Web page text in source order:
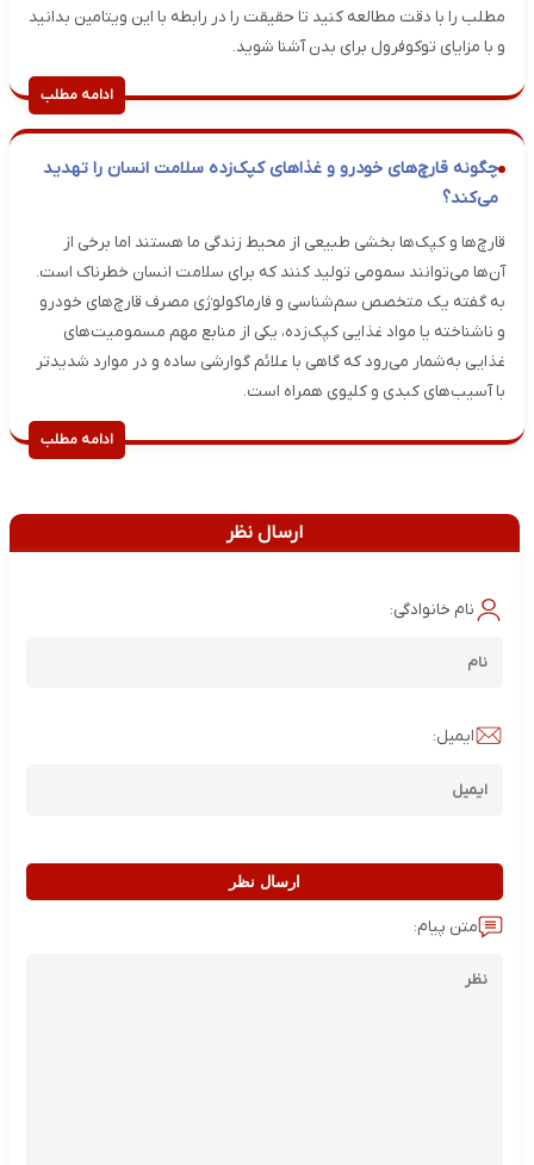
مطلب را با دقت مطالعه کنید تا حقیقت را در رابطه با این ویتامین بدانید
و با مزایای توکوفرول برای بدن آشنا شوید.
ادامه مطلب
چگونه قارچ‌های خودرو و غذاهای کپک‌زده سلامت انسان را تهدید
می‌کند؟
​قارچ‌ها و کپک‌ها بخشی طبیعی از محیط زندگی ما هستند اما برخی از
آن‌ها می‌توانند سمومی تولید کنند که برای سلامت انسان خطرناک است.
به گفته یک متخصص سم‌شناسی و فارماکولوژی مصرف قارچ‌های خودرو
و ناشناخته یا مواد غذایی کپک‌زده، یکی از منابع مهم مسمومیت‌های
غذایی به‌شمار می‌رود که گاهی با علائم گوارشی ساده و در موارد شدیدتر
با آسیب‌های کبدی و کلیوی همراه است.
ادامه مطلب
ارسال نظر
نام خانوادگی:
ایمیل:
ارسال نظر
متن پیام: